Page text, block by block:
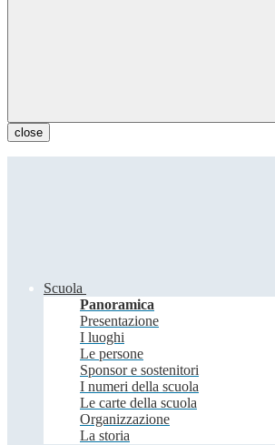
close
Scuola
Panoramica
Presentazione
I luoghi
Le persone
Sponsor e sostenitori
I numeri della scuola
Le carte della scuola
Organizzazione
La storia